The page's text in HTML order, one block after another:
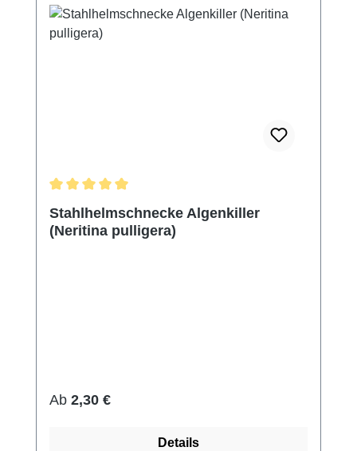
Stahlhelmschnecke Algenkiller
(Neritina pulligera)
Regulärer Preis:
Ab 2,30 €
Details